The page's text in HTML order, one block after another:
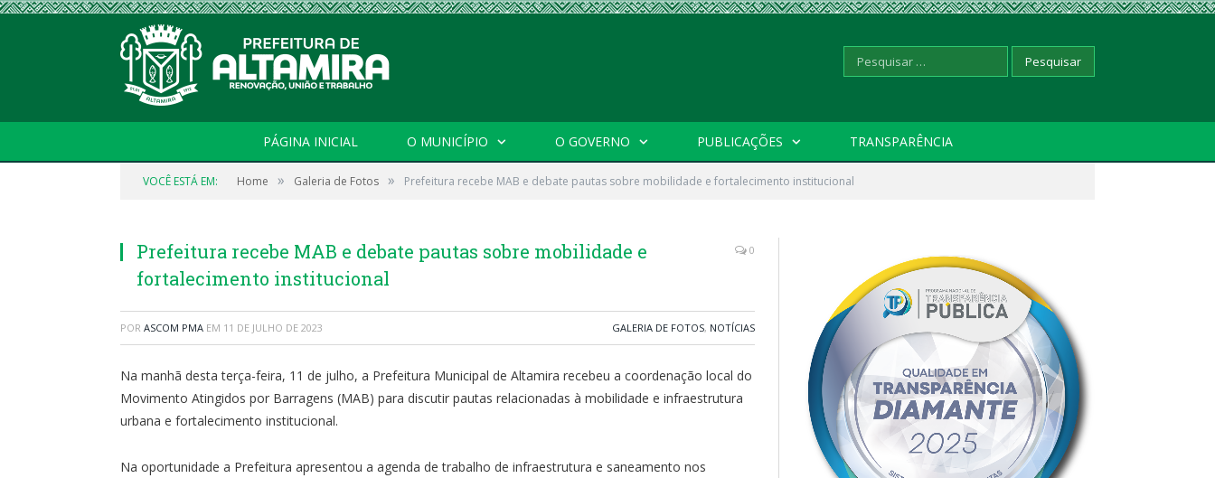
Pesquisar
por:
PÁGINA INICIAL O MUNICÍPIO O GOVERNO PUBLICAÇÕES TRANSPARÊNCIA
VOCÊ ESTÁ EM: Home » Galeria de Fotos » Prefeitura recebe MAB e debate pautas sobre mobilidade e fortalecimento institucional
Prefeitura recebe MAB e debate pautas sobre mobilidade e
fortalecimento institucional
0
POR ASCOM PMA EM 11 DE JULHO DE 2023 GALERIA DE FOTOS, NOTÍCIAS
Na manhã desta terça-feira, 11 de julho, a Prefeitura Municipal de Altamira recebeu a coordenação local do
Movimento Atingidos por Barragens (MAB) para discutir pautas relacionadas à mobilidade e infraestrutura
urbana e fortalecimento institucional.
Na oportunidade a Prefeitura apresentou a agenda de trabalho de infraestrutura e saneamento nos